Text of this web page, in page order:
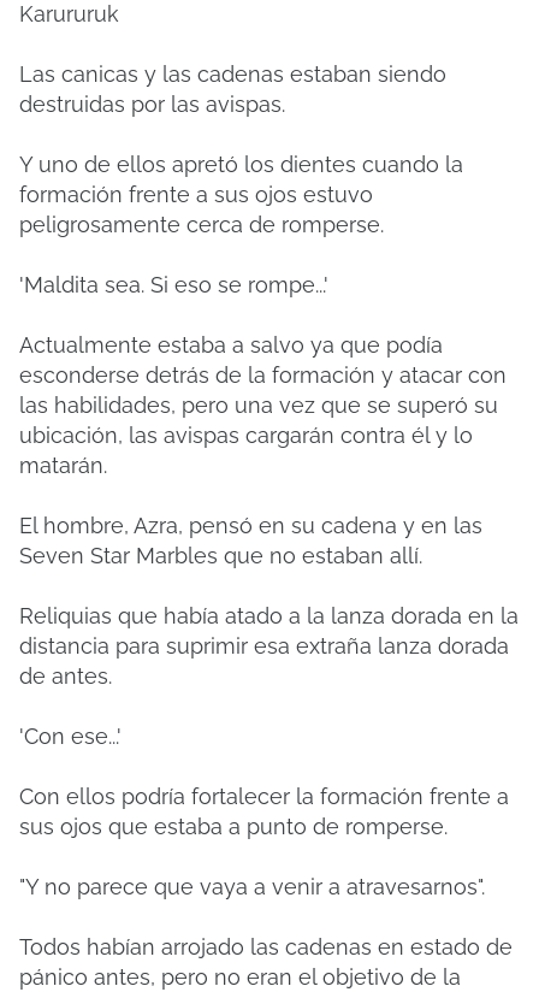
Karururuk
Las canicas y las cadenas estaban siendo
destruidas por las avispas.
Y uno de ellos apretó los dientes cuando la
formación frente a sus ojos estuvo
peligrosamente cerca de romperse.
'Maldita sea. Si eso se rompe...'
Actualmente estaba a salvo ya que podía
esconderse detrás de la formación y atacar con
las habilidades, pero una vez que se superó su
ubicación, las avispas cargarán contra él y lo
matarán.
El hombre, Azra, pensó en su cadena y en las
Seven Star Marbles que no estaban allí.
Reliquias que había atado a la lanza dorada en la
distancia para suprimir esa extraña lanza dorada
de antes.
'Con ese...'
Con ellos podría fortalecer la formación frente a
sus ojos que estaba a punto de romperse.
"Y no parece que vaya a venir a atravesarnos".
Todos habían arrojado las cadenas en estado de
pánico antes, pero no eran el objetivo de la